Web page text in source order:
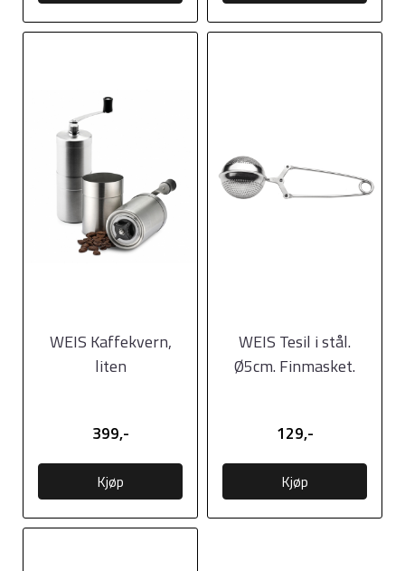
WEIS Kaffekvern,
liten
399,-
Kjøp
WEIS Tesil i stål.
Ø5cm. Finmasket.
129,-
Kjøp